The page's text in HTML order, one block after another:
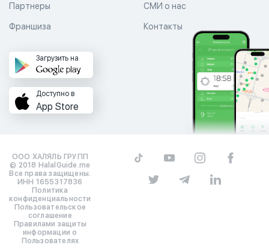
СМИ о нас
Контакты
Партнеры
Франшиза
Загрузить на
Доступно в
App Store
ООО ХАЛЯЛЬ ГРУПП
© 2018 HalalGuide.me
Все права защищены.
ИНН 1655317836
Политика
конфиденциальности
Пользовательское
соглашение
Правилами защиты
информации о
Пользователях